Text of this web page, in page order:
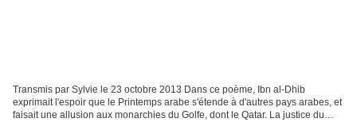
Transmis par Sylvie le 23 octobre 2013 Dans ce poème, Ibn al-Dhib
exprimait l'espoir que le Printemps arabe s'étende à d'autres pays arabes, et
faisait une allusion aux monarchies du Golfe, dont le Qatar. La justice du